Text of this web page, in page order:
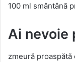
100 ml smântână
Ai nevoie
zmeură proaspătă